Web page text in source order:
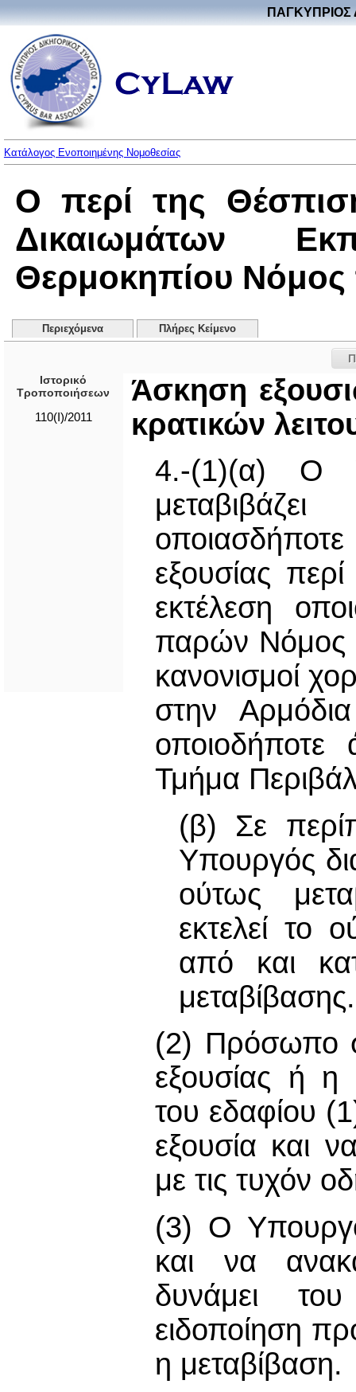
ΠΑΓΚΥΠΡΙΟΣ
Κατάλογος Ενοποιημένης Νομοθεσίας
Ο περί της
Δικαιωμάτων
Θερμοκηπίου Νόμος
Περιεχόμενα Πλήρες Κείμενο
Ιστορικό
Τροποποιήσεων
110(I)/2011
Άσκηση
κρατικών
4.-(1)(α) Ο
εξουσίας
εκτέλεση
παρών Νόμος
κανονισμοί
στην
Τμήμα
(β) Σε
Υπουργός
ούτως
εκτελεί το
από και
μεταβίβασης.
(2) Πρόσωπο
εξουσίας ή η
του εδαφίου
εξουσία και
με τις τυχόν
(3) Ο
και να
δυνάμει
ειδοποίηση
η μεταβίβαση.